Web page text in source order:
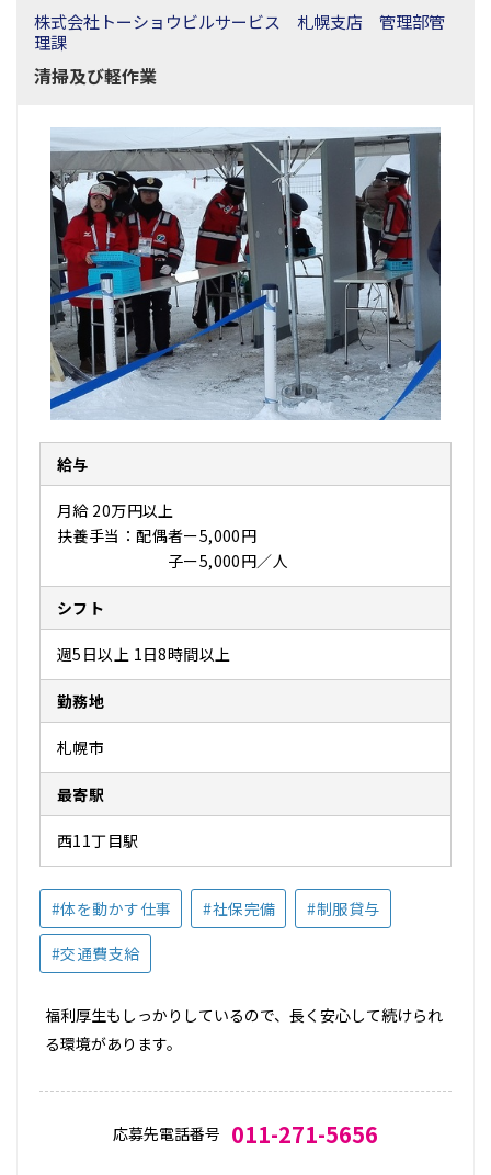
株式会社トーショウビルサービス 札幌支店 管理部管
理課
清掃及び軽作業
給与
月給 20万円以上
扶養手当：配偶者ー5,000円
子ー5,000円／人
シフト
週5日以上 1日8時間以上
勤務地
札幌市
最寄駅
西11丁目駅
#体を動かす仕事 #社保完備 #制服貸与
#交通費支給
福利厚生もしっかりしているので、長く安心して続けられ
る環境があります。
応募先電話番号 011-271-5656